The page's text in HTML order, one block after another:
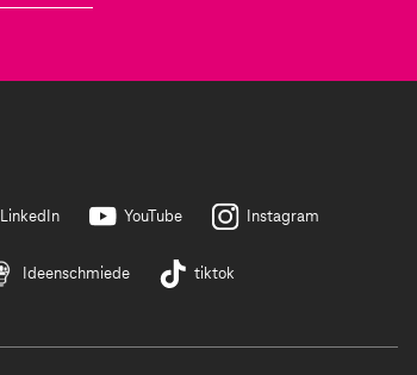
LinkedIn YouTube Instagram
Ideenschmiede tiktok